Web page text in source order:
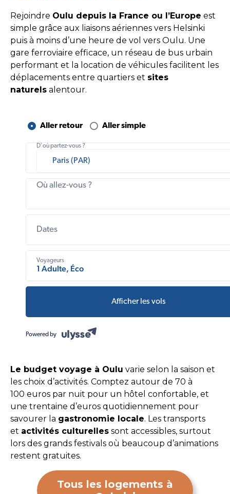
Rejoindre Oulu depuis la France ou l’Europe est
simple grâce aux liaisons aériennes vers Helsinki
puis à moins d’une heure de vol vers Oulu. Une
gare ferroviaire efficace, un réseau de bus urbain
performant et la location de véhicules facilitent les
déplacements entre quartiers et sites
naturels alentour.
Aller retour Aller simple
D'où partez-vous ?
Où allez-vous ?
Dates
Voyageurs
1 Adulte, Éco
Afficher les vols
Powered by
Le budget voyage à Oulu varie selon la saison et
les choix d’activités. Comptez autour de 70 à
100 euros par nuit pour un hôtel confortable, et
une trentaine d’euros quotidiennement pour
savourer la gastronomie locale. Les transports
et activités culturelles sont accessibles, surtout
lors des grands festivals où beaucoup d’animations
restent gratuites.
Tous les logements à